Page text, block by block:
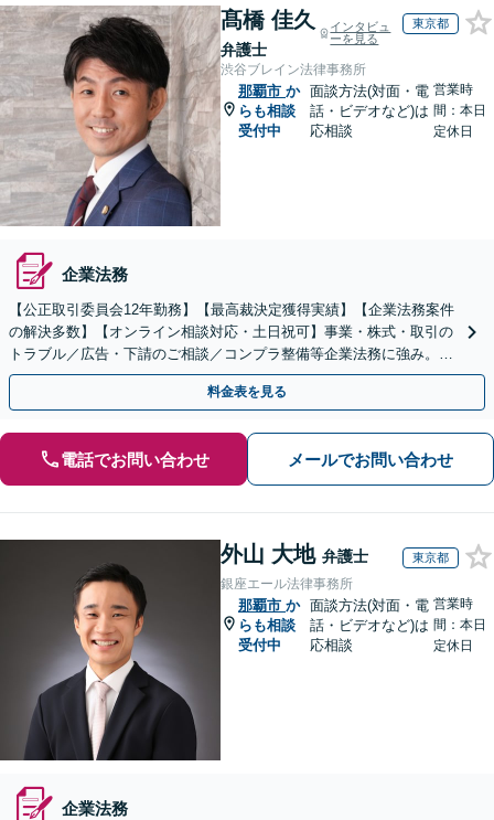
髙橋 佳久
弁護士
インタビュ
ーを見る
東京都
渋谷ブレイン法律事務所
那覇市 か
らも相談
受付中
面談方法(対面・電
話・ビデオなど)は
応相談
営業時
間：本日
定休日
企業法務
【公正取引委員会12年勤務】【最高裁決定獲得実績】【企業法務案件
の解決多数】【オンライン相談対応・土日祝可】事業・株式・取引の
トラブル／広告・下請のご相談／コンプラ整備等企業法務に強み。株
式の相続／誹謗中傷対策／不動産問題まで幅広く対応！
料金表を見る
電話でお問い合わせ メールでお問い合わせ
外山 大地 弁護士 東京都
銀座エール法律事務所
那覇市 か
らも相談
受付中
面談方法(対面・電
話・ビデオなど)は
応相談
営業時
間：本日
定休日
企業法務